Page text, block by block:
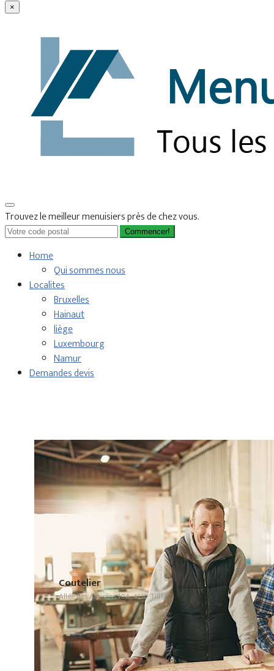
×
Trouvez le meilleur menuisiers près de chez vous.
Commencer!
Home
Qui sommes nous
Localites
Bruxelles
Hainaut
liège
Luxembourg
Namur
Demandes devis
Coutelier
Allée des Artisans 10A, 4130 Tilff